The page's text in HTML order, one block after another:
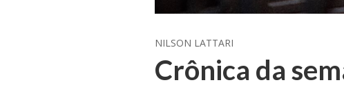
NILSON LATTARI
Crônica da